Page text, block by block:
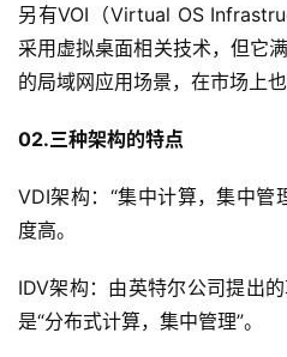
另有VOI（Virtual OS
采用虚拟桌面相关技术，但它
的局域网应用场景，在市场上
02.三种架构的特点
VDI架构：“集中计算，集中管
度高。
IDV架构：由英特尔公司提出
是“分布式计算，集中管理”。